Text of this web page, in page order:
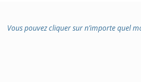
Vous pouvez cliquer sur n’importe quel